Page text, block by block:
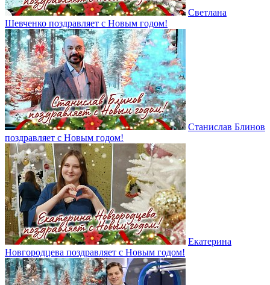
Светлана
Шевченко поздравляет с Новым годом!
Станислав Блинов
поздравляет с Новым годом!
Екатерина
Новгородцева поздравляет с Новым годом!